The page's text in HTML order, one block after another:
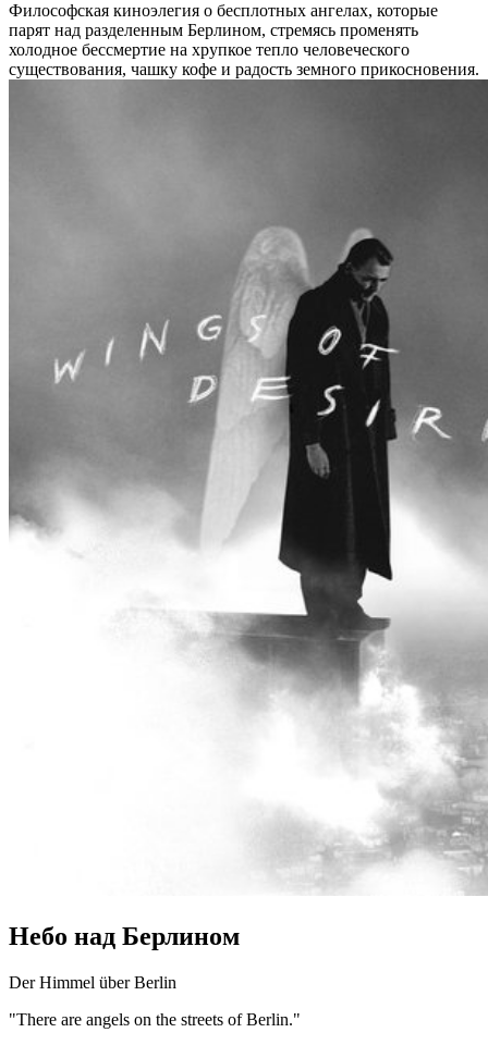
Философская киноэлегия о бесплотных ангелах, которые
парят над разделенным Берлином, стремясь променять
холодное бессмертие на хрупкое тепло человеческого
существования, чашку кофе и радость земного прикосновения.
Небо над Берлином
Der Himmel über Berlin
"There are angels on the streets of Berlin."